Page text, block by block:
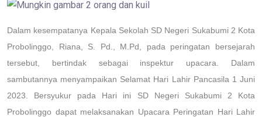
Dalam kesempatanya Kepala Sekolah SD Negeri Sukabumi 2 Kota
Probolinggo
Riana, S. Pd., M.Pd , pada peringatan bersejarah
tersebut, bertindak sebagai inspektur upacara. Dalam
sambutannya menyampaikan Selamat Hari Lahir Pancasila 1 Juni
2023. Bersyukur pada Hari ini SD Negeri Sukabumi 2 Kota
Probolinggo dapat melaksanakan Upacara Peringatan Hari Lahir